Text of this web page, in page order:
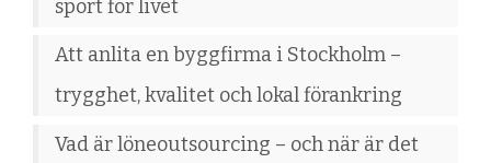
sport för livet
Att anlita en byggfirma i Stockholm –
trygghet, kvalitet och lokal förankring
Vad är löneoutsourcing – och när är det